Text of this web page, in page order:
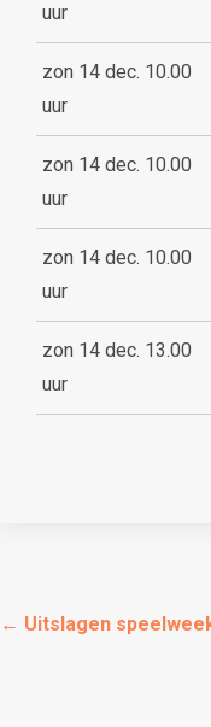
uur
zon 14 dec. 10.00
uur
zon 14 dec. 10.00
uur
zon 14 dec. 10.00
uur
zon 14 dec. 13.00
uur
← Uitslagen